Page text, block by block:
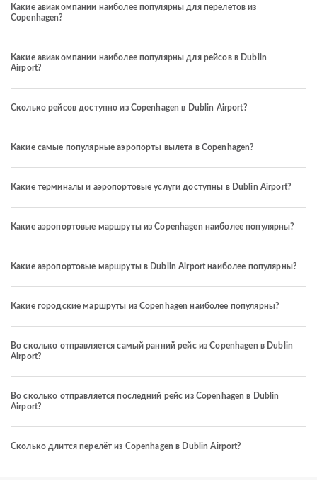
Какие авиакомпании наиболее популярны для перелетов из
Copenhagen?
Какие авиакомпании наиболее популярны для рейсов в Dublin
Airport?
Сколько рейсов доступно из Copenhagen в Dublin Airport?
Какие самые популярные аэропорты вылета в Copenhagen?
Какие терминалы и аэропортовые услуги доступны в Dublin Airport?
Какие аэропортовые маршруты из Copenhagen наиболее популярны?
Какие аэропортовые маршруты в Dublin Airport наиболее популярны?
Какие городские маршруты из Copenhagen наиболее популярны?
Во сколько отправляется самый ранний рейс из Copenhagen в Dublin
Airport?
Во сколько отправляется последний рейс из Copenhagen в Dublin
Airport?
Сколько длится перелёт из Copenhagen в Dublin Airport?